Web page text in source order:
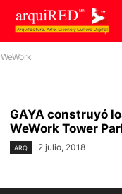
WeWork
GAYA construyó
WeWork Tower
ARQ 2 julio, 2018